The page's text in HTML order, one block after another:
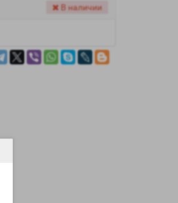
В наличии